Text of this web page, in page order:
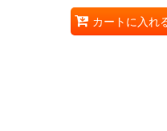
カートに入れ